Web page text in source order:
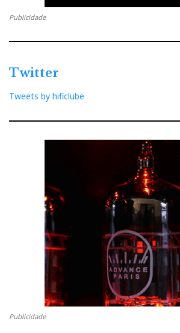
Publicidade
Twitter
Tweets by hificlube
Publicidade